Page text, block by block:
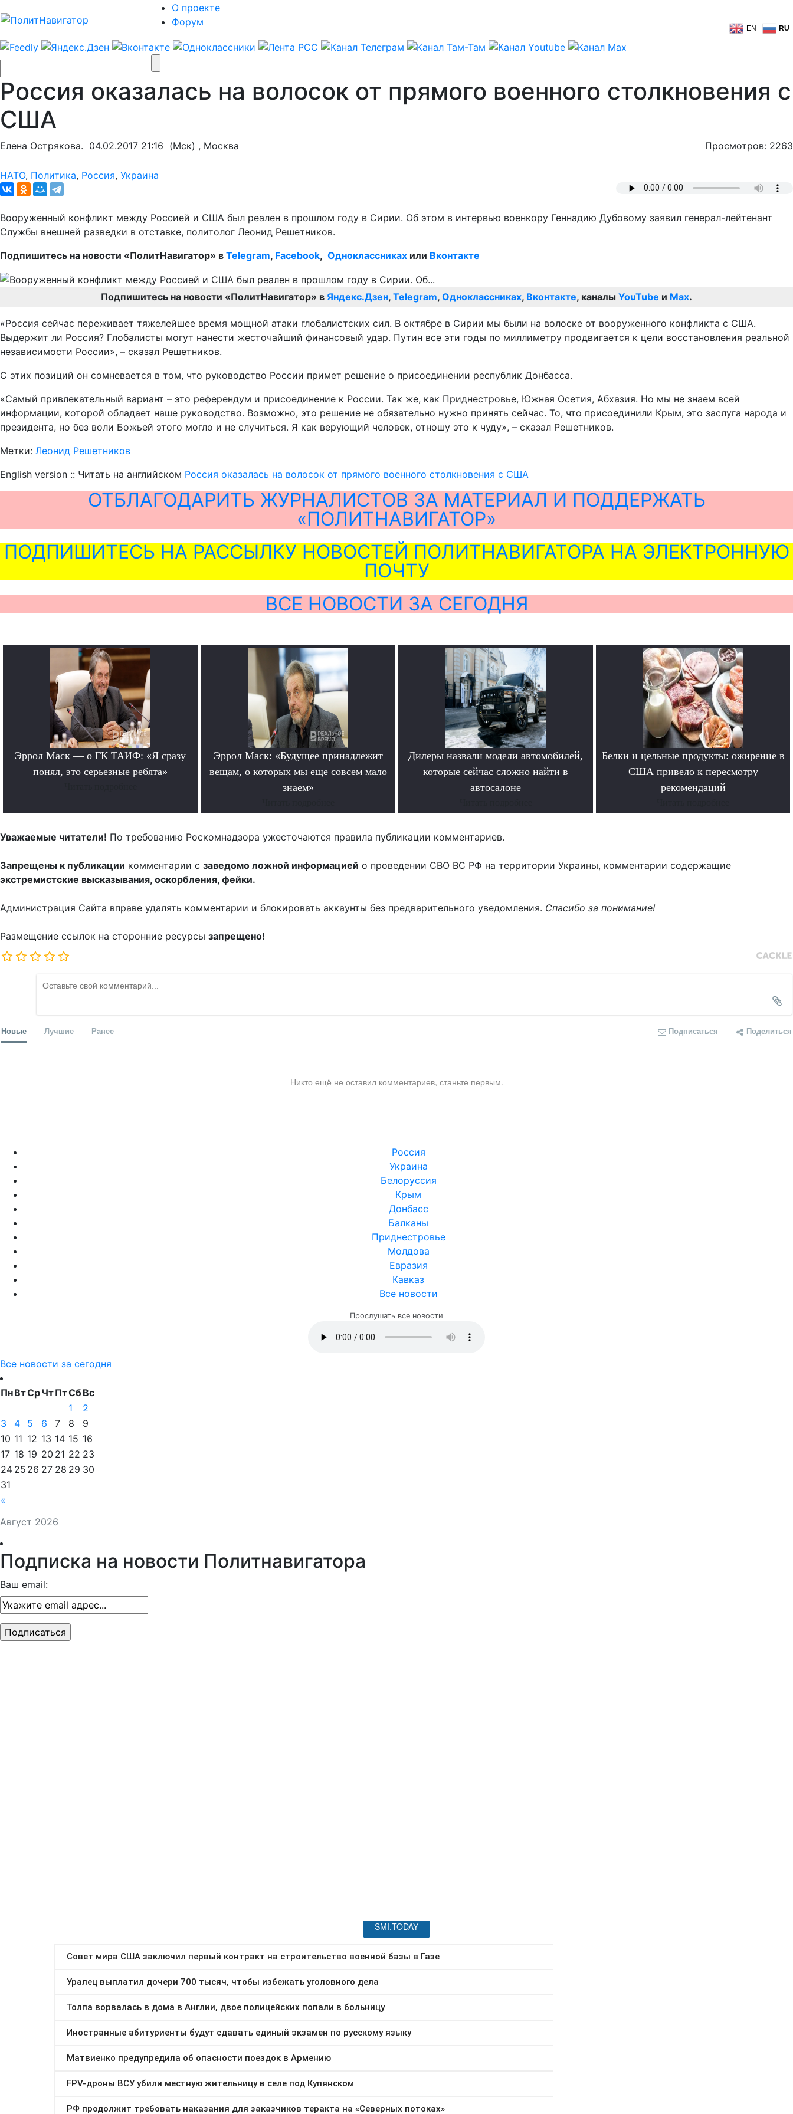
О проекте
Форум
EN RU
Россия оказалась на волосок от прямого военного столкновения с
США
Елена Острякова. 04.02.2017 21:16 (Мск) , Москва Просмотров: 2263
НАТО, Политика, Россия, Украина
Вооруженный конфликт между Россией и США был реален в прошлом году в Сирии. Об этом в интервью военкору Геннадию Дубовому заявил генерал-лейтенант
Службы внешней разведки в отставке, политолог Леонид Решетников.
Подпишитесь на новости «ПолитНавигатор» в Telegram, Facebook, Одноклассниках или Вконтакте
Подпишитесь на новости «ПолитНавигатор» в Яндекс.Дзен, Telegram, Одноклассниках, Вконтакте, каналы YouTube и Max.
«Россия сейчас переживает тяжелейшее время мощной атаки глобалистских сил. В октябре в Сирии мы были на волоске от вооруженного конфликта с США.
Выдержит ли Россия? Глобалисты могут нанести жесточайший финансовый удар. Путин все эти годы по миллиметру продвигается к цели восстановления реальной
независимости России», – сказал Решетников.
С этих позиций он сомневается в том, что руководство России примет решение о присоединении республик Донбасса.
«Самый привлекательный вариант – это референдум и присоединение к России. Так же, как Приднестровье, Южная Осетия, Абхазия. Но мы не знаем всей
информации, которой обладает наше руководство. Возможно, это решение не обязательно нужно принять сейчас. То, что присоединили Крым, это заслуга народа и
президента, но без воли Божьей этого могло и не случиться. Я как верующий человек, отношу это к чуду», – сказал Решетников.
Метки: Леонид Решетников
English version :: Читать на английском Россия оказалась на волосок от прямого военного столкновения с США
ОТБЛАГОДАРИТЬ ЖУРНАЛИСТОВ ЗА МАТЕРИАЛ И ПОДДЕРЖАТЬ
«ПОЛИТНАВИГАТОР»
ПОДПИШИТЕСЬ НА РАССЫЛКУ НОВОСТЕЙ ПОЛИТНАВИГАТОРА НА ЭЛЕКТРОННУЮ
ПОЧТУ
ВСЕ НОВОСТИ ЗА СЕГОДНЯ
Эррол Маск — о ГК ТАИФ: «Я сразу
понял, это серьезные ребята»
Эррол Маск: «Будущее принадлежит
вещам, о которых мы еще совсем мало
знаем»
Дилеры назвали модели автомобилей,
которые сейчас сложно найти в
автосалоне
Белки и цельные продукты: ожирение в
США привело к пересмотру
рекомендаций
Уважаемые читатели! По требованию Роскомнадзора ужесточаются правила публикации комментариев.
Запрещены к публикации комментарии с заведомо ложной информацией о проведении СВО ВС РФ на территории Украины, комментарии содержащие
экстремистские высказывания, оскорбления, фейки.
Администрация Сайта вправе удалять комментарии и блокировать аккаунты без предварительного уведомления. Спасибо за понимание!
Размещение ссылок на сторонние ресурсы запрещено!
Новые Лучшие Ранее Подписаться Поделиться
Никто ещё не оставил комментариев, станьте первым.
Россия
Украина
Белоруссия
Крым
Донбасс
Балканы
Приднестровье
Молдова
Евразия
Кавказ
Все новости
Прослушать все новости
Все новости за сегодня
Август 2026
ПнВтСрЧтПтСбВс
«
1
2
3
4 5 6 7 8
9
10 11 12 13 14 15 16
17 18 19 20 21 22 23
24 25 26 27 28 29 30
31
Подписка на новости Политнавигатора
Ваш email: